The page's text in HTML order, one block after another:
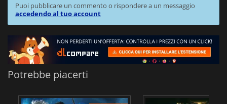
Puoi pubblicare un commento o rispondere a un messaggio
accedendo al tuo account
Potrebbe piacerti